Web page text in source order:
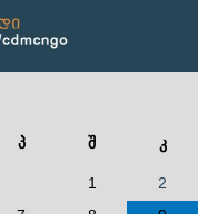
პ შ კ
1
2